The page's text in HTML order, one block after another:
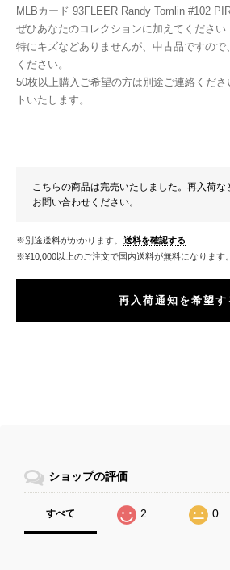
MLBカード 93FLEER Randy Tomlin #102
ぜひあなたのコレクションに加えてください
特にキズなどありませんが、中古品ですの
ください。
50枚以上購入ご希望の方は別途ご連絡くだ
トいたします。
こちらの商品は完売いたしました。再入荷な
お問い合わせください。
※別途送料がかかります。 送料を確認する
※¥10,000以上のご注文で国内送料が無料になります。
再入荷通知を希望す
ショップの評価
すべて 2 0